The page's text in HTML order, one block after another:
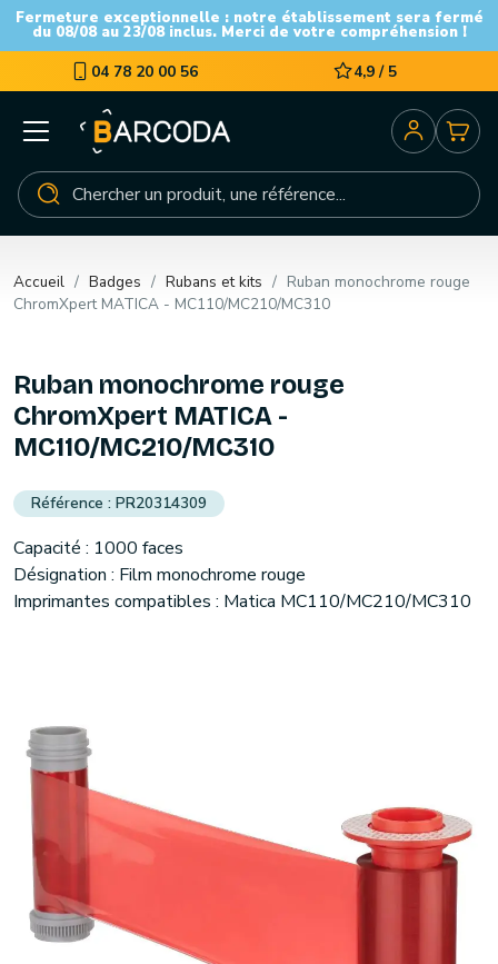
Fermeture exceptionnelle : notre établissement sera fermé
du 08/08 au 23/08 inclus. Merci de votre compréhension !
04 78 20 00 56 4,9 / 5
Accueil Badges Rubans et kits
Ruban monochrome rouge
ChromXpert MATICA - MC110/MC210/MC310
Ruban monochrome rouge
ChromXpert MATICA -
MC110/MC210/MC310
PR20314309
Capacité : 1000 faces
Désignation : Film monochrome rouge
Imprimantes compatibles : Matica MC110/MC210/MC310